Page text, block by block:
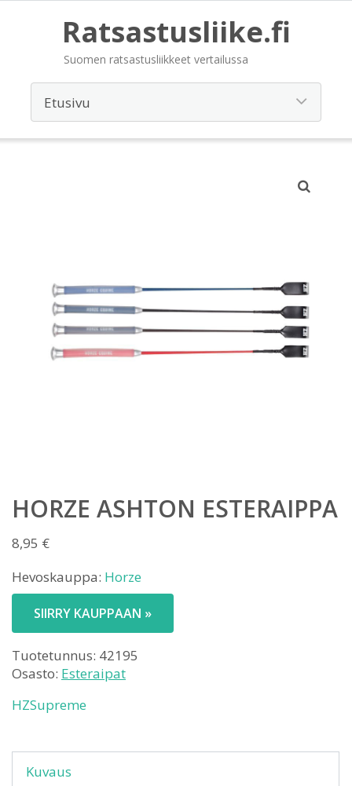
Ratsastusliike.fi
Suomen ratsastusliikkeet vertailussa
HORZE ASHTON ESTERAIPPA
8,95 €
Hevoskauppa: Horze
SIIRRY KAUPPAAN »
Tuotetunnus: 42195
Osasto: Esteraipat
HZSupreme
Kuvaus